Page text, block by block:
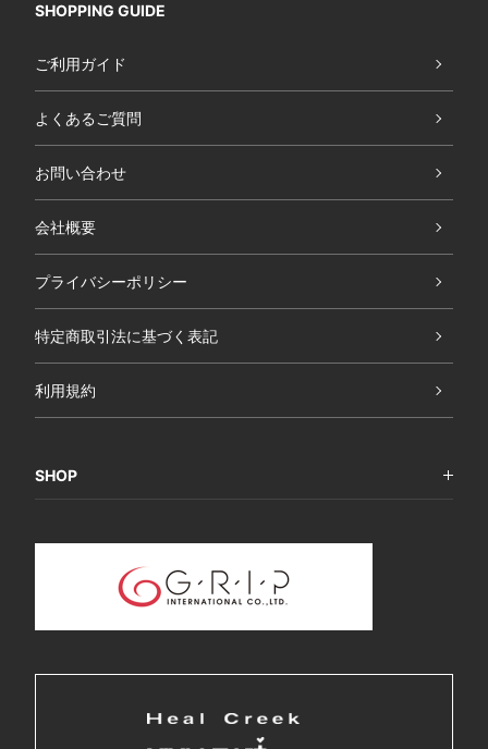
SHOPPING GUIDE
ご利用ガイド
よくあるご質問
お問い合わせ
会社概要
プライバシーポリシー
特定商取引法に基づく表記
利用規約
SHOP